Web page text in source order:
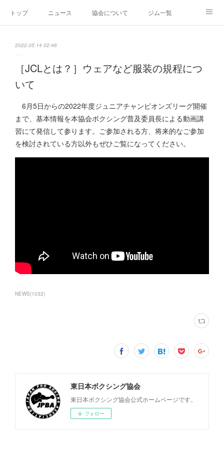
トップ ニュース 協会について ジム一覧
2022.05.14 02:46
［JCLとは？］ウェアなど服装の規程につ
いて
6月5日からの2022年度ジュニアチャンピオンズリーグ開催
まで、基本情報を本協会ボクシング普及委員長による動画講
習にて発信して参ります。ご参加される方、将来的なご参加
を検討されている方以外もぜひご覧になってください。
NEWS(1032)
東日本ボクシング協会
東日本ボクシング協会公式ホームページです。
フォロー